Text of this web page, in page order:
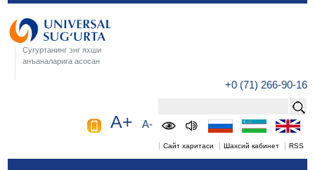
Суғуртанинг энг яхши
анъаналарига асосан
+0 (71) 266-90-16
A+ A-
Сайт харитаси Шахсий кабинет RSS